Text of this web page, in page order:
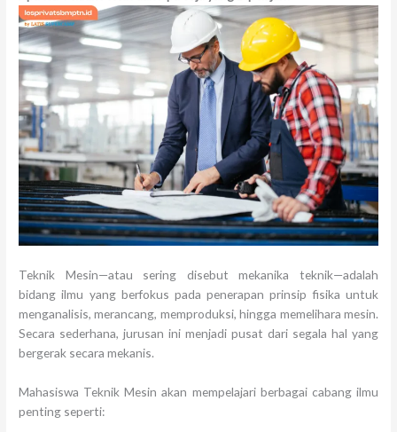
Teknik Mesin—atau sering disebut mekanika teknik—adalah
bidang ilmu yang berfokus pada penerapan prinsip fisika untuk
menganalisis, merancang, memproduksi, hingga memelihara mesin.
Secara sederhana, jurusan ini menjadi pusat dari segala hal yang
bergerak secara mekanis.
Mahasiswa Teknik Mesin akan mempelajari berbagai cabang ilmu
penting seperti: